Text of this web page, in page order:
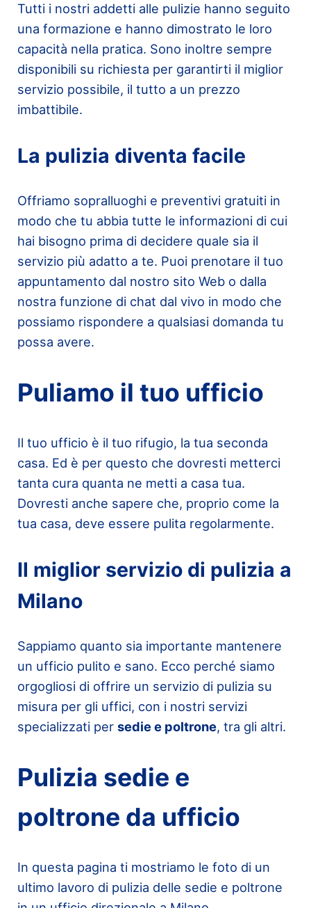
Tutti i nostri addetti alle pulizie hanno seguito
una formazione e hanno dimostrato le loro
capacità nella pratica. Sono inoltre sempre
disponibili su richiesta per garantirti il miglior
servizio possibile, il tutto a un prezzo
imbattibile.
La pulizia diventa facile
Offriamo sopralluoghi e preventivi gratuiti in
modo che tu abbia tutte le informazioni di cui
hai bisogno prima di decidere quale sia il
servizio più adatto a te. Puoi prenotare il tuo
appuntamento dal nostro sito Web o dalla
nostra funzione di chat dal vivo in modo che
possiamo rispondere a qualsiasi domanda tu
possa avere.
Puliamo il tuo ufficio
Il tuo ufficio è il tuo rifugio, la tua seconda
casa. Ed è per questo che dovresti metterci
tanta cura quanta ne metti a casa tua.
Dovresti anche sapere che, proprio come la
tua casa, deve essere pulita regolarmente.
Il miglior servizio di pulizia a
Milano
Sappiamo quanto sia importante mantenere
un ufficio pulito e sano. Ecco perché siamo
orgogliosi di offrire un servizio di pulizia su
misura per gli uffici, con i nostri servizi
specializzati per sedie e poltrone, tra gli altri.
Pulizia sedie e
poltrone da ufficio
In questa pagina ti mostriamo le foto di un
ultimo lavoro di pulizia delle sedie e poltrone